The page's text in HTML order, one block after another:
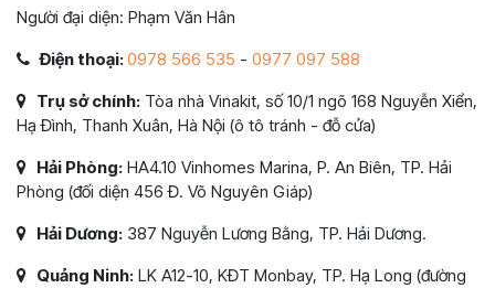
Người đại diện: Phạm Văn Hân
Điện thoại:0978 566 535 - 0977 097 588
Trụ sở chính: Tòa nhà Vinakit, số 10/1 ngõ 168 Nguyễn Xiển,
Hạ Đình, Thanh Xuân, Hà Nội (ô tô tránh - đỗ cửa)
Hải Phòng: HA4.10 Vinhomes Marina, P. An Biên, TP. Hải
Phòng (đối diện 456 Đ. Võ Nguyên Giáp)
Hải Dương: 387 Nguyễn Lương Bằng, TP. Hải Dương.
Quảng Ninh: LK A12-10, KĐT Monbay, TP. Hạ Long (đường